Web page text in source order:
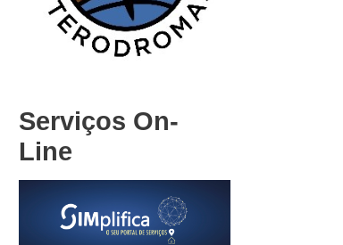
Serviços On-
Line